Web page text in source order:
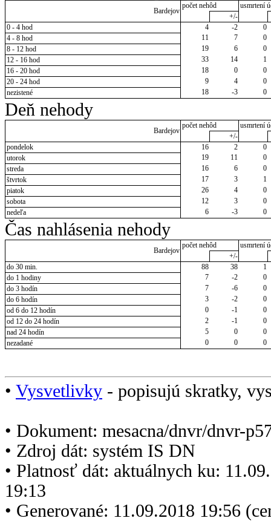
Bardejov
počet nehôd
usmrtení
+/-
0 - 4 hod
4 -2
0
4 - 8 hod
11 7
0
8 - 12 hod
19 6
0
12 - 16 hod
33 14
1
16 - 20 hod
18 0
0
20 - 24 hod
9 4
0
nezistené
18 -3 0
Deň nehody
Bardejov
počet nehôd
usmrtení
+/-
pondelok
16 2
0
utorok
19 11
0
streda
16 6
0
štvrtok
17 3
1
piatok
26 4
0
sobota
12 3
0
nedeľa
6 -3 0
Čas nahlásenia nehody
Bardejov
počet nehôd
usmrtení
+/-
do 30 min.
88 38
1
do 1 hodiny
7 -2
0
do 3 hodín
7 -6
0
do 6 hodín
3 -2
0
od 6 do 12 hodín
0 -1
0
od 12 do 24 hodín
2 -1
0
nad 24 hodín
5 0
0
nezadané
0 0 0
• Vysvetlivky - popisujú skratky,
• Dokument: mesacna/dnvr/dnvr-
• Zdroj dát: systém IS DN
• Platnosť dát: aktuálnych ku:
19:13
• Generované: 11.09.2018 19:56